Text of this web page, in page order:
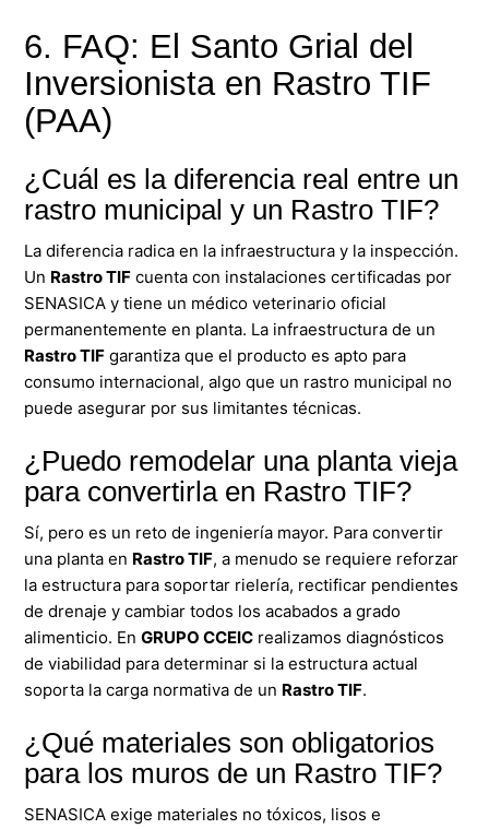
6. FAQ: El Santo Grial del
Inversionista en Rastro TIF
(PAA)
¿Cuál es la diferencia real entre un
rastro municipal y un Rastro TIF?
La diferencia radica en la infraestructura y la inspección.
Un Rastro TIF cuenta con instalaciones certificadas por
SENASICA y tiene un médico veterinario oficial
permanentemente en planta. La infraestructura de un
Rastro TIF garantiza que el producto es apto para
consumo internacional, algo que un rastro municipal no
puede asegurar por sus limitantes técnicas.
¿Puedo remodelar una planta vieja
para convertirla en Rastro TIF?
Sí, pero es un reto de ingeniería mayor. Para convertir
una planta en Rastro TIF, a menudo se requiere reforzar
la estructura para soportar rielería, rectificar pendientes
de drenaje y cambiar todos los acabados a grado
alimenticio. EnGRUPO CCEIC realizamos diagnósticos
de viabilidad para determinar si la estructura actual
soporta la carga normativa de un Rastro TIF.
¿Qué materiales son obligatorios
para los muros de un Rastro TIF?
SENASICA exige materiales no tóxicos, lisos e